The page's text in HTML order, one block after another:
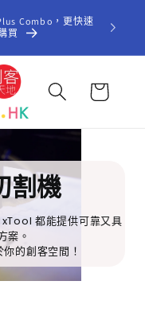
Combo，更快速
買
型
物
割機
都能提供可靠又具
案。
的創客空間！